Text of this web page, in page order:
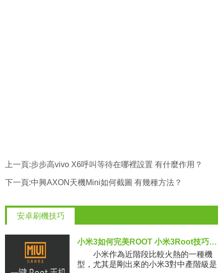
上一頁:步步高vivo X6呼叫等待在哪裡設置 有什麼作用？
下一頁:中興AXON天機Mini如何截圖 有幾種方法？
安卓刷機技巧
小米3如何完美ROOT 小米3Root技巧教程
小米作為近階段比較火熱的一種機
型，尤其是剛出來的小米3對中產階級是